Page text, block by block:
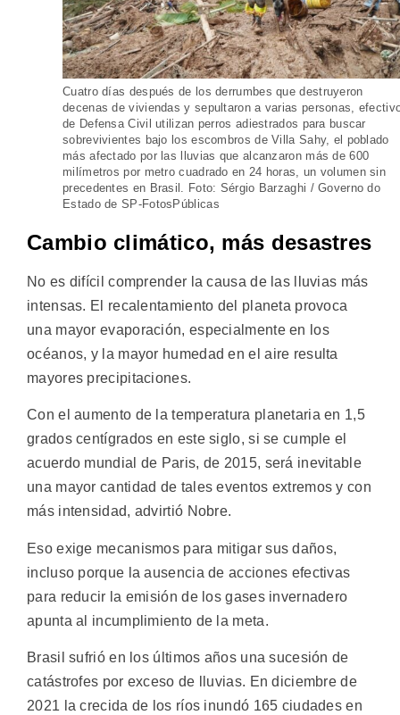
Cuatro días después de los derrumbes que destruyeron
decenas de viviendas y sepultaron a varias personas,
de Defensa Civil utilizan perros adiestrados para buscar
sobrevivientes bajo los escombros de Villa Sahy, el poblado
más afectado por las lluvias que alcanzaron más de 600
milímetros por metro cuadrado en 24 horas, un volumen sin
precedentes en Brasil. Foto: Sérgio Barzaghi / Governo do
Estado de SP-FotosPúblicas
Cambio climático, más desastres
No es difícil comprender la causa de las lluvias más
intensas. El recalentamiento del planeta provoca
una mayor evaporación, especialmente en los
océanos, y la mayor humedad en el aire resulta
mayores precipitaciones.
Con el aumento de la temperatura planetaria en 1,5
grados centígrados en este siglo, si se cumple el
acuerdo mundial de Paris, de 2015, será inevitable
una mayor cantidad de tales eventos extremos y con
más intensidad, advirtió Nobre.
Eso exige mecanismos para mitigar sus daños,
incluso porque la ausencia de acciones efectivas
para reducir la emisión de los gases invernadero
apunta al incumplimiento de la meta.
Brasil sufrió en los últimos años una sucesión de
catástrofes por exceso de lluvias. En diciembre de
2021 la crecida de los ríos inundó 165 ciudades en